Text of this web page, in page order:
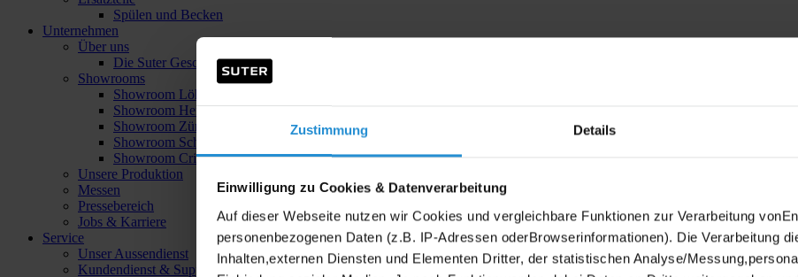
Zustimmung Details
Einwilligung zu Cookies & Datenverarbeitung
Auf dieser Webseite nutzen wir Cookies und vergleichbare Funktionen zur Verarbeitung
personenbezogenen Daten (z.B. IP-Adressen oderBrowserinformationen). Die Verarbeitung
Inhalten,externen Diensten und Elementen Dritter, der statistischen Analyse/
Spülen und Becken
Unternehmen
Über uns
Die Suter Geschichte
Showrooms
Showroom Löhne
Showroom Herford
Showroom Zürich
Showroom Schinznach-Bad
Showroom Crissier
Unsere Produktion
Messen
Pressebereich
Jobs & Karriere
Service
Unser Aussendienst
Kundendienst & Support